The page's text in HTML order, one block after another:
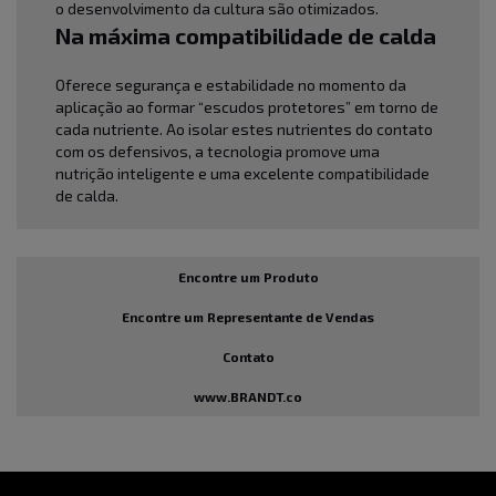
o desenvolvimento da cultura são otimizados.
Na máxima compatibilidade de calda
Oferece segurança e estabilidade no momento da
aplicação ao formar “escudos protetores” em torno de
cada nutriente. Ao isolar estes nutrientes do contato
com os defensivos, a tecnologia promove uma
nutrição inteligente e uma excelente compatibilidade
de calda.
Encontre um Produto
Encontre um Representante de Vendas
Contato
www.BRANDT.co